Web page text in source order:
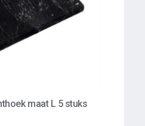
maat L 5 stuks